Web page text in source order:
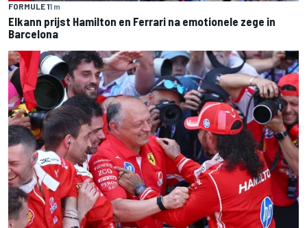
FORMULE 11 m
Elkann prijst Hamilton en Ferrari na emotionele zege in
Barcelona